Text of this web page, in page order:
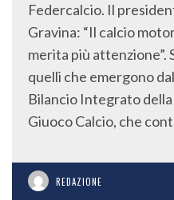
Federcalcio. Il
Gravina: “Il calcio
merita più attenzione”.
quelli che emergono
Bilancio Integrato
Giuoco Calcio, che
REDAZIONE